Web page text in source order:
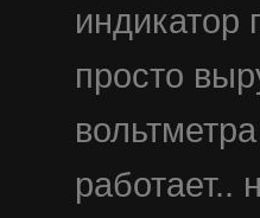
индикатор
просто
работает..